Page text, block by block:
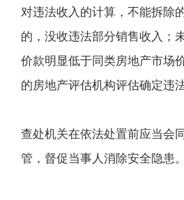
对违法收入的计算，不能拆除
的，没收违法部分销售收入；
价款明显低于同类房地产市场
的房地产评估机构评估确定违
查处机关在依法处置前应当会
管，督促当事人消除安全隐患。